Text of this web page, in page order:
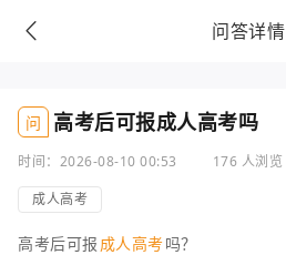
问答详情
问 高考后可报成人高考吗
时间：2026-08-10 00:53 176 人浏览
成人高考
高考后可报 成人高考吗？